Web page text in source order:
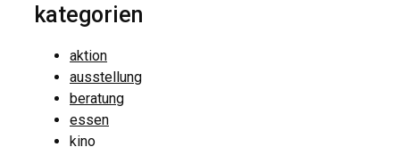
kategorien
aktion
ausstellung
beratung
essen
kino